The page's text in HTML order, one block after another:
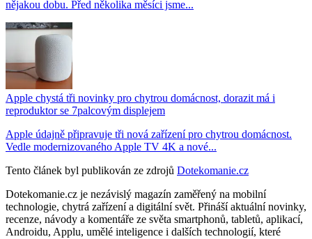
nějakou dobu. Před několika měsíci jsme...
Apple chystá tři novinky pro chytrou domácnost, dorazit má i
reproduktor se 7palcovým displejem
Apple údajně připravuje tři nová zařízení pro chytrou domácnost.
Vedle modernizovaného Apple TV 4K a nové...
Tento článek byl publikován ze zdrojů Dotekomanie.cz
Dotekomanie.cz je nezávislý magazín zaměřený na mobilní
technologie, chytrá zařízení a digitální svět. Přináší aktuální novinky,
recenze, návody a komentáře ze světa smartphonů, tabletů, aplikací,
Androidu, Applu, umělé inteligence i dalších technologií, které